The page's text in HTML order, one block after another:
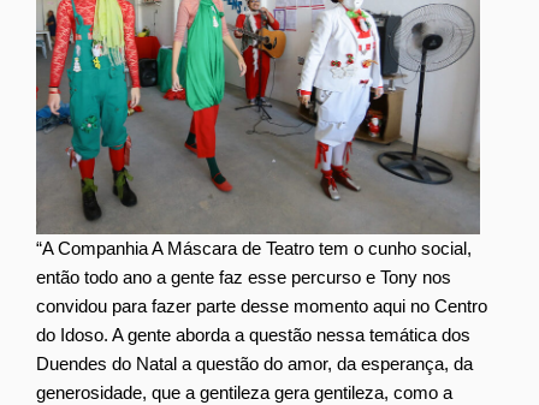
“A Companhia A Máscara de Teatro tem o cunho social,
então todo ano a gente faz esse percurso e Tony nos
convidou para fazer parte desse momento aqui no Centro
do Idoso. A gente aborda a questão nessa temática dos
Duendes do Natal a questão do amor, da esperança, da
generosidade, que a gentileza gera gentileza, como a